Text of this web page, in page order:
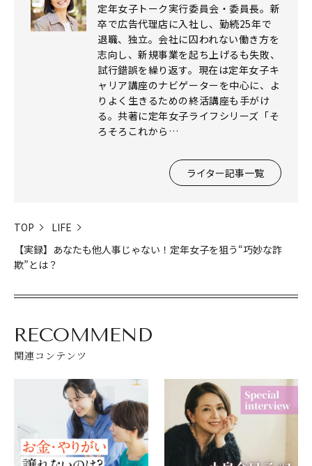
定年女子トーク実行委員会・委員長。新
卒で広告代理店に入社し、勤続25年で
退職、独立。会社に囚われない働き方を
志向し、新規事業を起ち上げるも失敗、
試行錯誤を繰り返す。現在は定年女子キ
ャリア講座のナビゲーターを中心に、よ
りよく生きるための終活講座も手がけ
る。共著に定年女子ライフシリーズ「そ
ろそろこれから…
ライター記事一覧
TOP
LIFE
【実録】あなたも他人事じゃない！定年女子を狙う“巧妙な詐
欺”とは？
RECOMMEND
関連コンテンツ